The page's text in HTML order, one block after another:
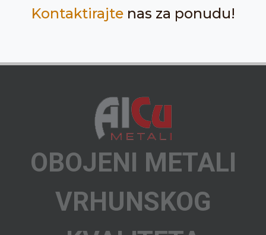
Kontaktirajtenas za ponudu!
OBOJENI METALI
VRHUNSKOG